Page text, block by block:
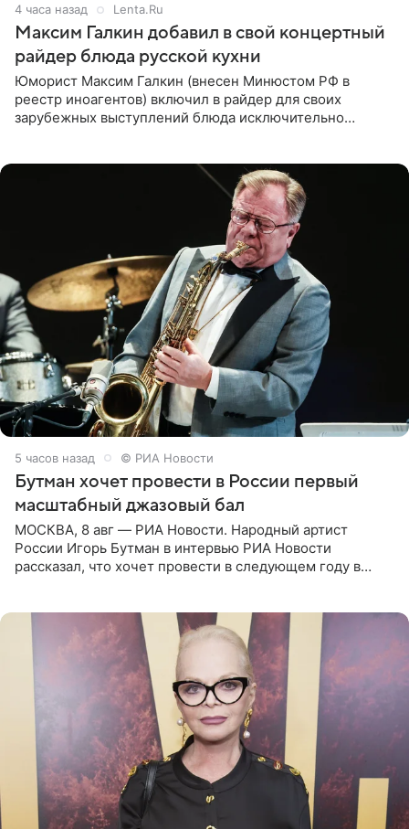
4 часа назад Lenta.Ru
Максим Галкин добавил в свой концертный
райдер блюда русской кухни
Юморист Максим Галкин (внесен Минюстом РФ в
реестр иноагентов) включил в райдер для своих
зарубежных выступлений блюда исключительно
5 часов назад © РИА Новости
Бутман хочет провести в России первый
масштабный джазовый бал
МОСКВА, 8 авг — РИА Новости. Народный артист
России Игорь Бутман в интервью РИА Новости
рассказал, что хочет провести в следующем году в